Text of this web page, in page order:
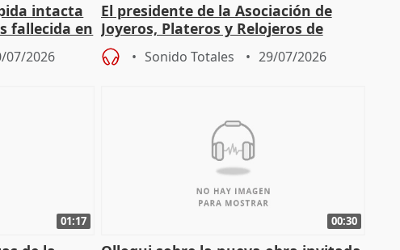
intacta
fallecida en
07/2026
El presidente de la Asociación de
Joyeros, Plateros y Relojeros de
Córdoba celebra la IGP
Sonido Totales 29/07/2026
01:17 00:30